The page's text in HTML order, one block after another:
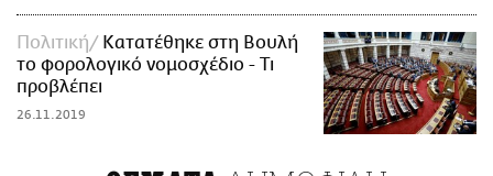
Πολιτική
Κατατέθηκε στη Βουλή
το φορολογικό νομοσχέδιο - Τι
προβλέπει
26.11.2019